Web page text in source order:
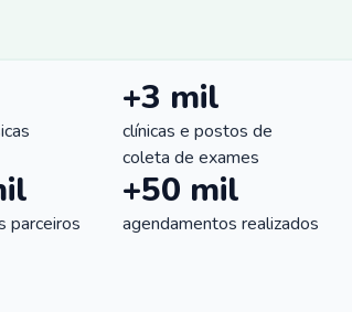
+3 mil
clínicas e postos de
coleta de exames
parceiros
+50 mil
agendamentos realizados